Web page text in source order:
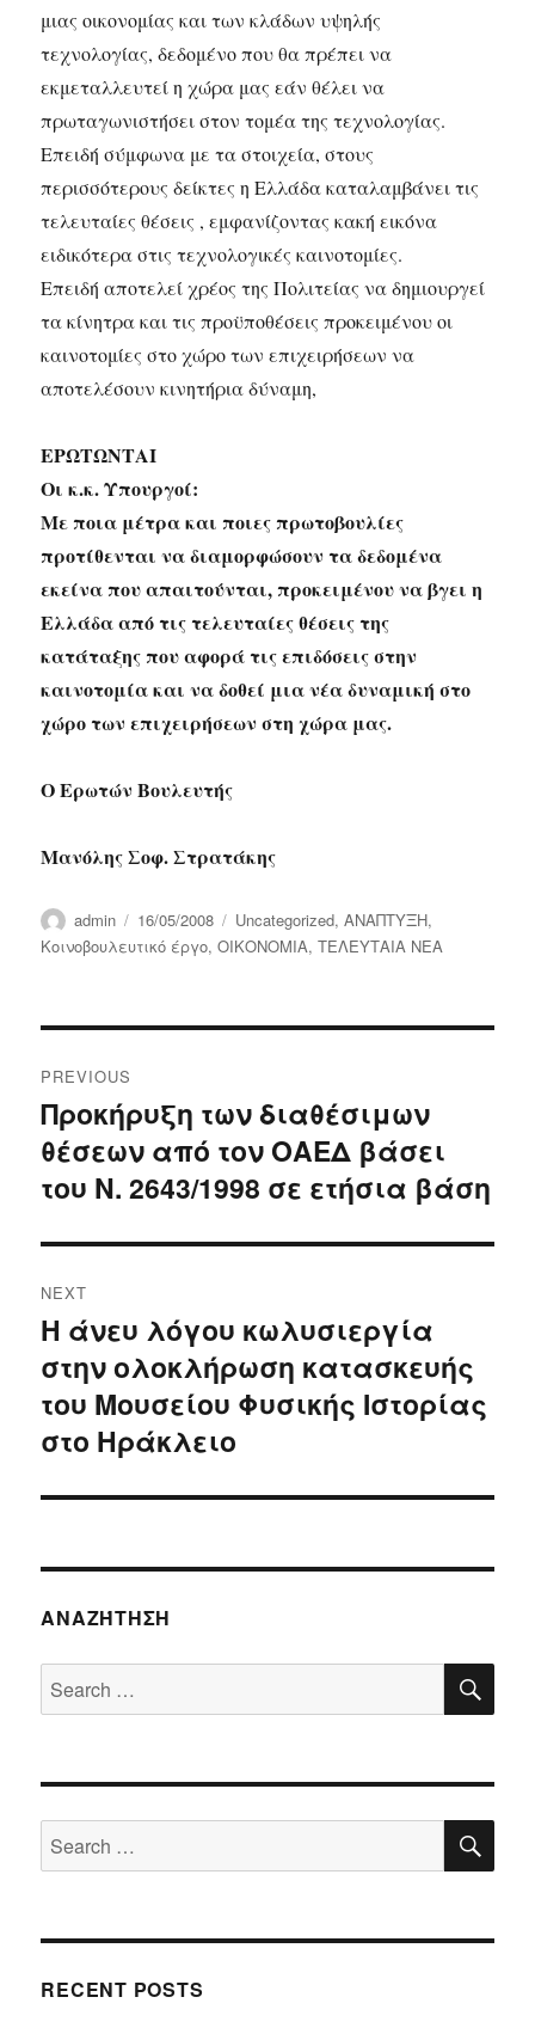
μιας οικονομίας και των κλάδων υψηλής
τεχνολογίας, δεδομένο που θα πρέπει να
εκμεταλλευτεί η χώρα μας εάν θέλει να
πρωταγωνιστήσει στον τομέα της τεχνολογίας.
Επειδή σύμφωνα με τα στοιχεία, στους
περισσότερους δείκτες η Ελλάδα καταλαμβάνει τις
τελευταίες θέσεις , εμφανίζοντας κακή εικόνα
ειδικότερα στις τεχνολογικές καινοτομίες.
Επειδή αποτελεί χρέος της Πολιτείας να δημιουργεί
τα κίνητρα και τις προϋποθέσεις προκειμένου οι
καινοτομίες στο χώρο των επιχειρήσεων να
αποτελέσουν κινητήρια δύναμη,
ΕΡΩΤΩΝΤΑΙ
Οι κ.κ. Υπουργοί:
Με ποια μέτρα και ποιες πρωτοβουλίες
προτίθενται να διαμορφώσουν τα δεδομένα
εκείνα που απαιτούνται, προκειμένου να βγει η
Ελλάδα από τις τελευταίες θέσεις της
κατάταξης που αφορά τις επιδόσεις στην
καινοτομία και να δοθεί μια νέα δυναμική στο
χώρο των επιχειρήσεων στη χώρα μας.
Ο Ερωτών Βουλευτής
Μανόλης Σοφ. Στρατάκης
Author
admin
Posted
on
16/05/2008 Categories
Uncategorized,ΑΝΑΠΤΥΞΗ,
Κοινοβουλευτικό έργο,ΟΙΚΟΝΟΜΙΑ,ΤΕΛΕΥΤΑΙΑ ΝΕΑ
navigation
PREVIOUS
Previous
post:
Προκήρυξη των διαθέσιμων
θέσεων από τον ΟΑΕΔ βάσει
του Ν. 2643/1998 σε ετήσια βάση
NEXT
Next
post:
Η άνευ λόγου κωλυσιεργία
στην ολοκλήρωση κατασκευής
του Μουσείου Φυσικής Ιστορίας
στο Ηράκλειο
ΑΝΑΖΉΤΗΣΗ
Search
for:
Search
for:
RECENT POSTS